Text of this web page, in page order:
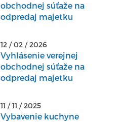
obchodnej súťaže na
odpredaj majetku
12 / 02 / 2026
Vyhlásenie verejnej
obchodnej súťaže na
odpredaj majetku
11 / 11 / 2025
Vybavenie kuchyne